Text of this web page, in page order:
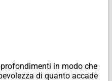
in modo che
di quanto accade